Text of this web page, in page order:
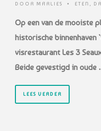
DOOR MARLIES • ETEN,
Op een van de mooiste
historische binnenhaven
visrestaurant Les 3
Beide gevestigd in oude
LEES VERDER